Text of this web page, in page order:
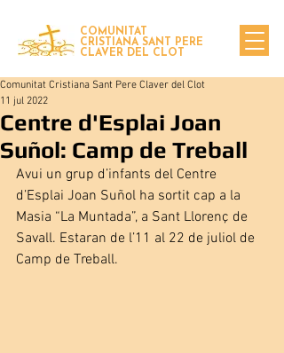
COMUNITAT
CRISTIANA SANT PERE
CLAVER DEL CLOT
Centre d'Esplai Joan
Suñol: Camp de Treball
Comunitat Cristiana Sant Pere Claver del Clot
11 jul 2022
Avui un grup d’infants del Centre
d’Esplai Joan Suñol ha sortit cap a la
Masia “La Muntada”, a Sant Llorenç de
Savall. Estaran de l’11 al 22 de juliol de
Camp de Treball.